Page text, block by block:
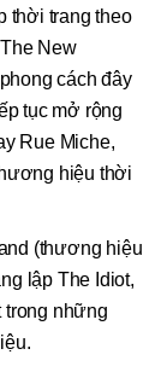
thời trang theo
New
cách đây
tục mở rộng
Rue Miche,
hiệu thời
(thương hiệu
lập The Idiot,
trong những